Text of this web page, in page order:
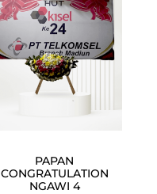
PAPAN
CONGRATULATION
NGAWI 4
Rp699.000.
Rp675.000.